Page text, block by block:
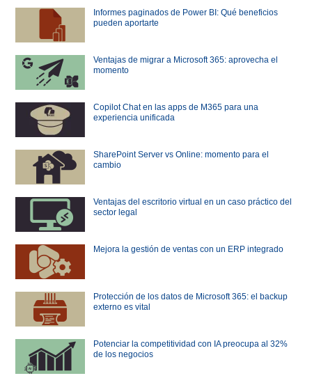
Informes paginados de Power BI: Qué beneficios
pueden aportarte
Ventajas de migrar a Microsoft 365: aprovecha el
momento
Copilot Chat en las apps de M365 para una
experiencia unificada
SharePoint Server vs Online: momento para el
cambio
Ventajas del escritorio virtual en un caso práctico del
sector legal
Mejora la gestión de ventas con un ERP integrado
Protección de los datos de Microsoft 365: el backup
externo es vital
Potenciar la competitividad con IA preocupa al 32%
de los negocios